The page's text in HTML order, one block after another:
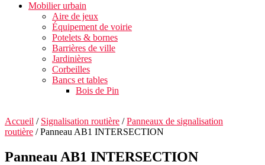
Mobilier urbain
Aire de jeux
Équipement de voirie
Potelets & bornes
Barrières de ville
Jardinières
Corbeilles
Bancs et tables
Bois de Pin
Accueil / Signalisation routière /Panneaux de signalisation
routière / Panneau AB1 INTERSECTION
Panneau AB1 INTERSECTION